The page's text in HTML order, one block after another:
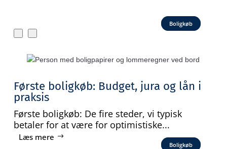
Boligkøb
Første boligkøb: Budget, jura og lån i
praksis
Første boligkøb: De fire steder, vi typisk
betaler for at være for optimistiske...
Læs mere
Boligkøb